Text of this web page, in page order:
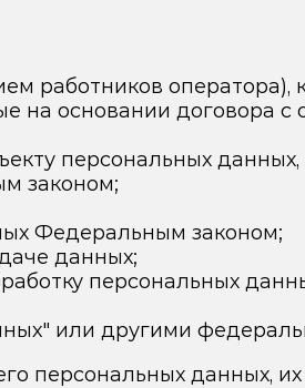
работников оператора),
на основании договора с
персональных данных,
законом;
Федеральным законом;
данных;
персональных
или другими
персональных данных,